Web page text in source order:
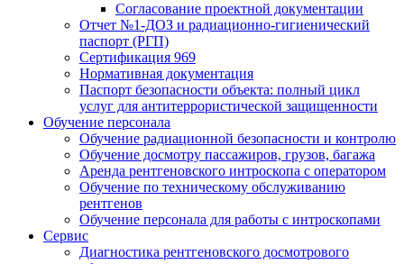
Согласование проектной документации
Отчет №1-ДОЗ и радиационно-гигиенический
паспорт (РГП)
Сертификация 969
Нормативная документация
Паспорт безопасности объекта: полный цикл
услуг для антитеррористической защищенности
Обучение персонала
Обучение радиационной безопасности и контролю
Обучение досмотру пассажиров, грузов, багажа
Аренда рентгеновского интроскопа с оператором
Обучение по техническому обслуживанию
рентгенов
Обучение персонала для работы с интроскопами
Сервис
Диагностика рентгеновского досмотрового